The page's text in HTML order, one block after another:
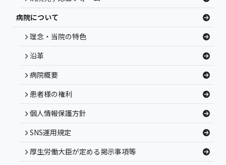
病院について
理念・当院の特色
沿革
病院概要
患者様の権利
個人情報保護方針
SNS運用規定
厚生労働大臣が定める掲示事項等